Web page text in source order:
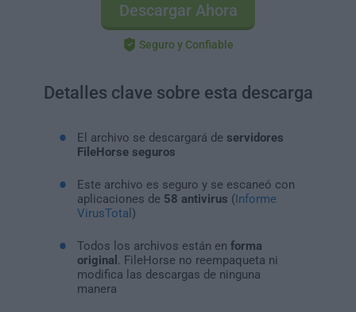
Descargar Ahora
Seguro y Confiable
Detalles clave sobre esta descarga
El archivo se descargará de servidores
FileHorse seguros
Este archivo es seguro y se escaneó con
aplicaciones de 58 antivirus (Informe
VirusTotal )
Todos los archivos están en forma
original
. FileHorse no reempaqueta ni
modifica las descargas de ninguna
manera